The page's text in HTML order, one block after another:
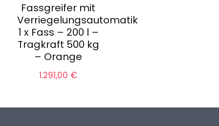
Fassgreifer mit
Verriegelungsautomatik
1 x Fass – 200 l –
Tragkraft 500 kg
– Orange
1.291,00 €